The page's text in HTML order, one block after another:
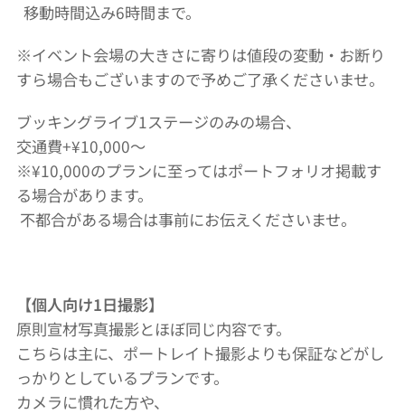
移動時間込み6時間まで。
※イベント会場の大きさに寄りは値段の変動・お断り
すら場合もございますので予めご了承くださいませ。
ブッキングライブ1ステージのみの場合、
交通費+¥10,000〜
※¥10,000のプランに至ってはポートフォリオ掲載す
る場合があります。
不都合がある場合は事前にお伝えくださいませ。
【個人向け1日撮影】
原則宣材写真撮影とほぼ同じ内容です。
こちらは主に、ポートレイト撮影よりも保証などがし
っかりとしているプランです。
カメラに慣れた方や、